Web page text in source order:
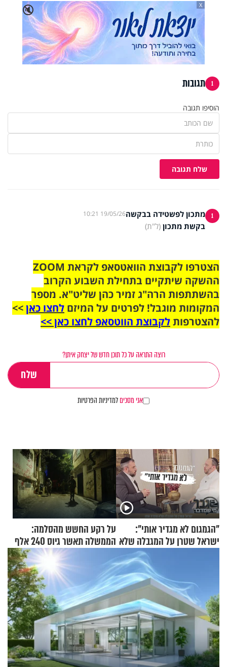
🔇
X
1 תגובות
הוסיפו תגובה
שלח תגובה
1 מתכון לפשטידה בבקשה19/05/26 10:21
בקשת מתכון (ל"ת)
הצטרפו לקבוצת הוואטסאפ לקראת ZOOM
ההשקה שיתקיים בתחילת השבוע הקרוב
בהשתתפות הרה"ג זמיר כהן שליט"א. מספר
המקומות מוגבל! לפרטים על המיזם לחצו כאן>>
להצטרפותלקבוצת הווטסאפ לחצו כאן >>
רוצה התראה על כל תוכן חדש של יצחק איתן?
אני מסכיםלמדיניות הפרטיות
"הגמגום לא מגדיר אותי":
ישראל שטרן על המגבלה שלא
על רקע החשש מהסלמה:
הממשלה תאשר גיוס 240 אלף